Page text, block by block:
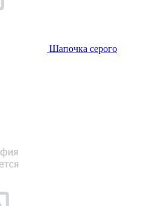
Шапочка серого